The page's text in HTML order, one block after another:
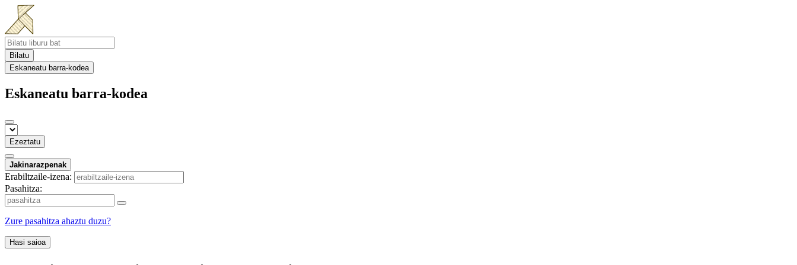
Bilatu
Eskaneatu barra-kodea
Eskaneatu barra-kodea
Ezeztatu
Jakinarazpenak
Erabiltzaile-izena:
Pasahitza:
Zure pasahitza ahaztu duzu?
Hasi saioa